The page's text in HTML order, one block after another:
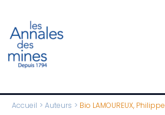
contenu
Accueil Auteurs Bio LAMOUREUX, Philippe